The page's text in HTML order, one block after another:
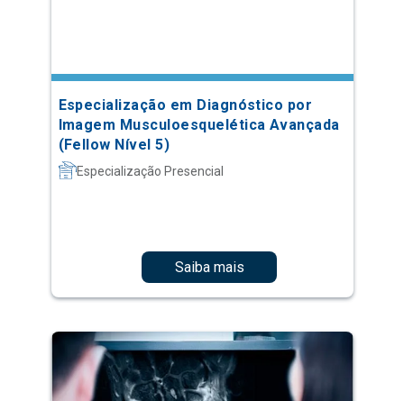
Especialização em Diagnóstico por
Imagem Musculoesquelética Avançada
(Fellow Nível 5)
Especialização Presencial
Saiba mais